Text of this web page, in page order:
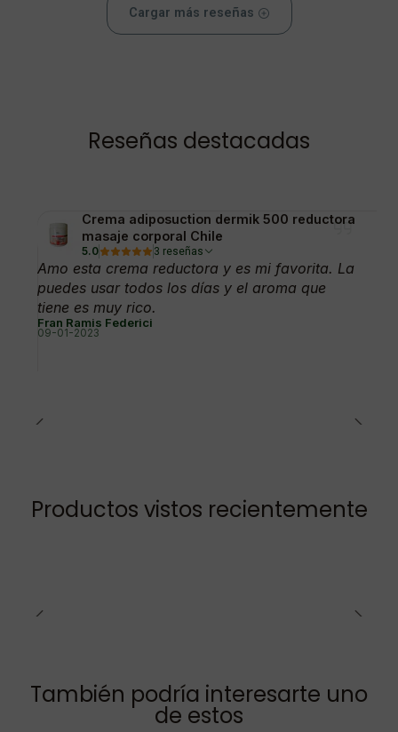
Cargar más reseñas
Reseñas destacadas
Crema adiposuction dermik 500 reductora
masaje corporal Chile
5.0 3 reseñas
Amo esta crema reductora y es mi favorita. La
puedes usar todos los días y el aroma que
tiene es muy rico.
Fran Ramis Federici
09-01-2023
Productos vistos recientemente
También podría interesarte uno
de estos